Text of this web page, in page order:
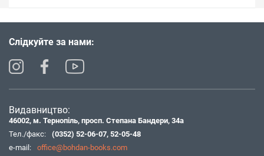
Слідкуйте за нами:
Видавництво:
46002, м. Тернопіль, просп. Степана Бандери, 34а
Тел./факс:
(0352) 52-06-07, 52-05-48
e-mail:
office@bohdan-books.com